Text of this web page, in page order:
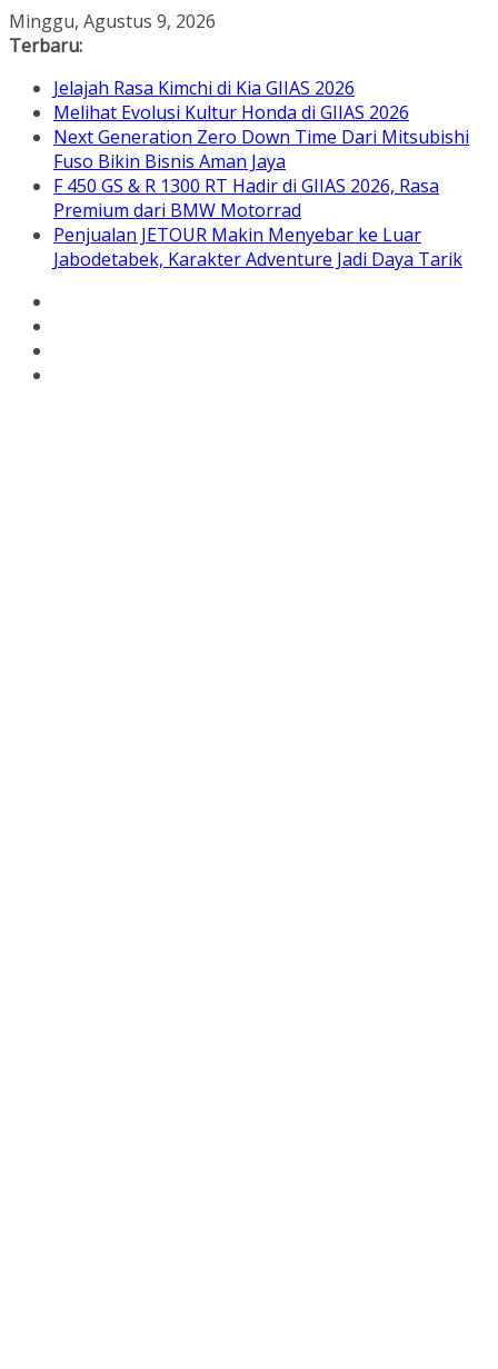
Skip
to
Minggu, Agustus 9, 2026
Terbaru:
Jelajah Rasa Kimchi di Kia GIIAS 2026
Melihat Evolusi Kultur Honda di GIIAS 2026
Next Generation Zero Down Time Dari Mitsubishi
Fuso Bikin Bisnis Aman Jaya
F 450 GS & R 1300 RT Hadir di GIIAS 2026, Rasa
Premium dari BMW Motorrad
Penjualan JETOUR Makin Menyebar ke Luar
Jabodetabek, Karakter Adventure Jadi Daya Tarik